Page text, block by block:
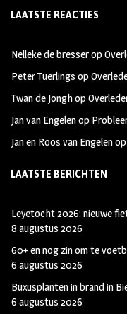
b
oo
k
ag
m
tt
LAATSTE REACTIES
Nelleke de bresserop
Peter Tuerlings op
Twan de Jonghop
Jan van Engelenop
Jan en Roos van Engelenop
LAATSTE BERICHTEN
Leyetocht 2026: nieuwe
8 augustus 2026
60+ en nog zin om te
6 augustus 2026
Buxusplanten in brand in
6 augustus 2026